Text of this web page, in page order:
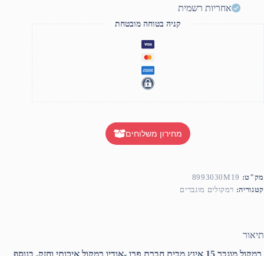
אחריות רשמית
קניה בטוחה מובטחת
מחירון משלוחים
מק"ט: 8993030M19
קטגוריה: רמקולים מוגברים
תיאור